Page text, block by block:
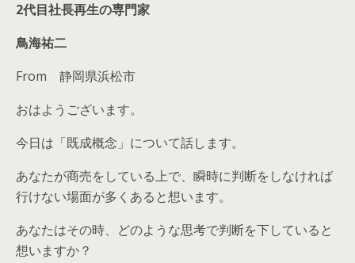
2代目社長再生の専門家
鳥海祐二
From 静岡県浜松市
おはようございます。
今日は「既成概念」について話します。
あなたが商売をしている上で、瞬時に判断をしなければ
行けない場面が多くあると想います。
あなたはその時、どのような思考で判断を下していると
想いますか？